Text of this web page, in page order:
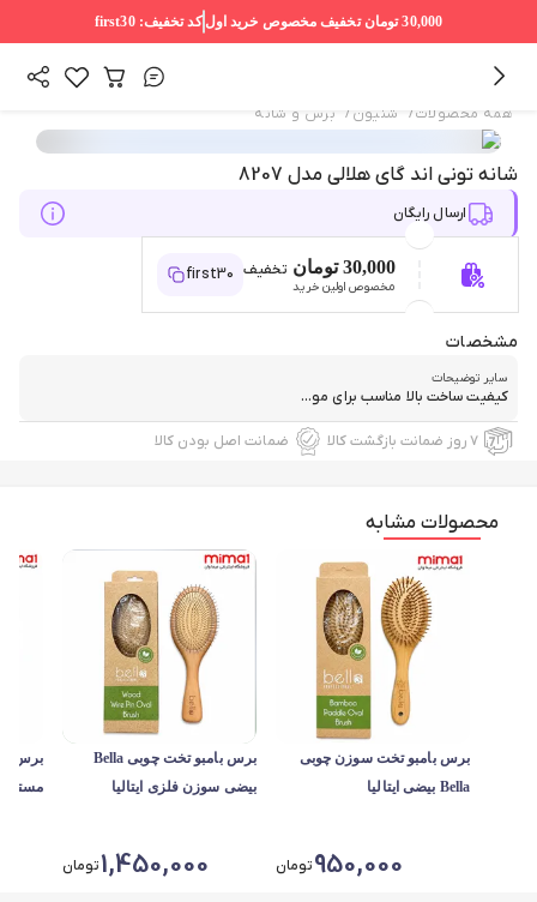
30,000 تومان تخفیف مخصوص خرید اول کد تخفیف:first30
همه محصولات/ شنیون / برس و شانه
شانه تونی اند گای هلالی مدل 8207
ارسال رایگان
30,000 تومان تخفیف
مخصوص اولین خرید
first30
مشخصات
سایر توضیحات
کیفیت ساخت بالا مناسب برای مو...
۷ روز ضمانت بازگشت کالا ضمانت اصل بودن کالا
محصولات مشابه
برس بامبو تخت سوزن چوبی
Bella بیضی ایتالیا
950,000تومان
برس بامبو تخت چوبی Bella
بیضی سوزن فلزی ایتالیا
1,450,000تومان